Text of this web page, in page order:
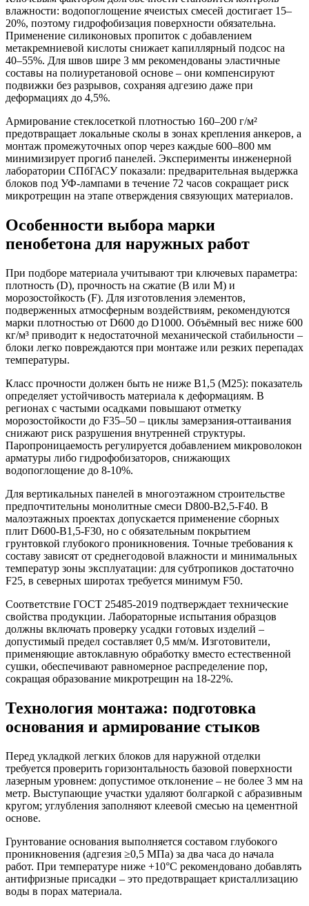
влажности: водопоглощение ячеистых смесей достигает 15–
20%, поэтому гидрофобизация поверхности обязательна.
Применение силиконовых пропиток с добавлением
метакремниевой кислоты снижает капиллярный подсос на
40–55%. Для швов шире 3 мм рекомендованы эластичные
составы на полиуретановой основе – они компенсируют
подвижки без разрывов, сохраняя адгезию даже при
деформациях до 4,5%.
Армирование стеклосеткой плотностью 160–200 г/м²
предотвращает локальные сколы в зонах крепления анкеров, а
монтаж промежуточных опор через каждые 600–800 мм
минимизирует прогиб панелей. Эксперименты инженерной
лаборатории СПбГАСУ показали: предварительная выдержка
блоков под УФ-лампами в течение 72 часов сокращает риск
микротрещин на этапе отверждения связующих материалов.
Особенности выбора марки
пенобетона для наружных работ
При подборе материала учитывают три ключевых параметра:
плотность (D), прочность на сжатие (B или М) и
морозостойкость (F). Для изготовления элементов,
подверженных атмосферным воздействиям, рекомендуются
марки плотностью от D600 до D1000. Объёмный вес ниже 600
кг/м³ приводит к недостаточной механической стабильности –
блоки легко повреждаются при монтаже или резких перепадах
температуры.
Класс прочности должен быть не ниже B1,5 (М25): показатель
определяет устойчивость материала к деформациям. В
регионах с частыми осадками повышают отметку
морозостойкости до F35–50 – циклы замерзания-оттаивания
снижают риск разрушения внутренней структуры.
Паропроницаемость регулируется добавлением микроволокон
арматуры либо гидрофобизаторов, снижающих
водопоглощение до 8-10%.
Для вертикальных панелей в многоэтажном строительстве
предпочтительны монолитные смеси D800-B2,5-F40. В
малоэтажных проектах допускается применение сборных
плит D600-B1,5-F30, но с обязательным покрытием
грунтовкой глубокого проникновения. Точные требования к
составу зависят от среднегодовой влажности и минимальных
температур зоны эксплуатации: для субтропиков достаточно
F25, в северных широтах требуется минимум F50.
Соответствие ГОСТ 25485-2019 подтверждает технические
свойства продукции. Лабораторные испытания образцов
должны включать проверку усадки готовых изделий –
допустимый предел составляет 0,5 мм/м. Изготовители,
применяющие автоклавную обработку вместо естественной
сушки, обеспечивают равномерное распределение пор,
сокращая образование микротрещин на 18-22%.
Технология монтажа: подготовка
основания и армирование стыков
Перед укладкой легких блоков для наружной отделки
требуется проверить горизонтальность базовой поверхности
лазерным уровнем: допустимое отклонение – не более 3 мм на
метр. Выступающие участки удаляют болгаркой с абразивным
кругом; углубления заполняют клеевой смесью на цементной
основе.
Грунтование основания выполняется составом глубокого
проникновения (адгезия ≥0,5 МПа) за два часа до начала
работ. При температуре ниже +10°C рекомендовано добавлять
антифризные присадки – это предотвращает кристаллизацию
воды в порах материала.